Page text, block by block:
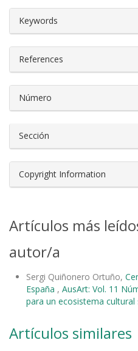
Keywords
References
Número
Sección
Copyright Information
Artículos más
autor/a
Sergi Quiñonero Ortuño,
España , AusArt: Vol. 11
para un ecosistema cultural
Artículos similares